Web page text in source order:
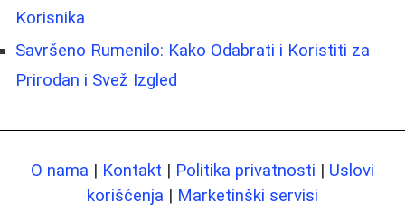
Korisnika
Savršeno Rumenilo: Kako Odabrati i Koristiti za
Prirodan i Svež Izgled
O nama | Kontakt | Politika privatnosti | Uslovi
korišćenja | Marketinški servisi